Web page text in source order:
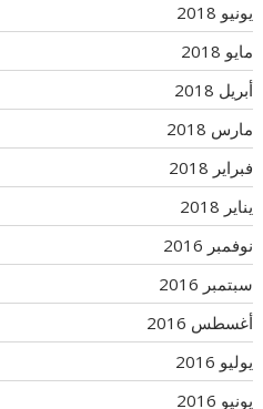
يونيو 2018
مايو 2018
أبريل 2018
مارس 2018
فبراير 2018
يناير 2018
نوفمبر 2016
سبتمبر 2016
أغسطس 2016
يوليو 2016
يونيو 2016